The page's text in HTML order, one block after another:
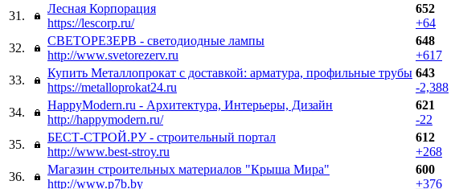
31.
Лесная Корпорация
https://lescorp.ru/
652
+64
32.
СВЕТОРЕЗЕРВ - светодиодные лампы
http://www.svetorezerv.ru
648
+617
33.
Купить Металлопрокат с доставкой: арматура, профильные трубы
https://metalloprokat24.ru
643
-2,388
34.
HappyModern.ru - Архитектура, Интерьеры, Дизайн
http://happymodern.ru/
621
-22
35.
БЕСТ-СТРОЙ.РУ - строительный портал
http://www.best-stroy.ru
612
+268
36.
Магазин строительных материалов "Крыша Мира"
http://www.p7b.by
600
+376